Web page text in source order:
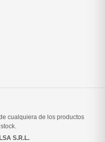
cualquiera de los productos
S.R.L.